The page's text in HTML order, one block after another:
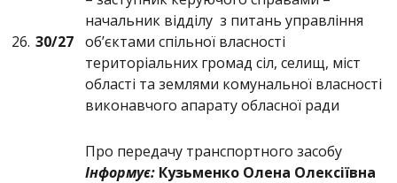
26. 30/27
начальник відділу з питань управління
об’єктами спільної власності
територіальних громад сіл, селищ, міст
області та землями комунальної власності
виконавчого апарату обласної ради
Про передачу транспортного засобу
Інформує: Кузьменко Олена Олексіївна